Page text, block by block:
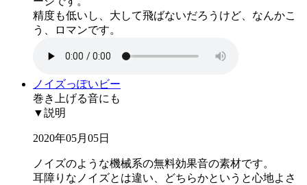
精度も低いし、大して飛ばないだろうけど、なんかこ
う、ロマンです。
ノイズっぽいビー
巻き上げる音にも
▼説明
2020年05月05日
ノイズのような機械系の無料効果音の素材です。
耳障りなノイズとは違い、どちらかというと心地よさ